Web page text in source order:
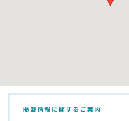
掲載情報に関するご案内